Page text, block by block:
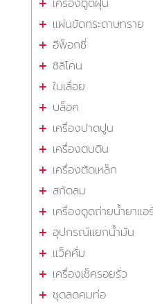
แผ่นขัดกระดาษทราย
อีพ็อกซี่
ซิลิโคน
ใบเลื่อย
บล็อค
เครื่องปาดปูน
เครื่องตบดิน
เครื่องตัดเหล็ก
สกัดลม
เครื่องดูดถ่ายน้ำยาแอ
อุปกรณ์แยกน้ำมัน
แว็คคั่ม
เครื่องเช็ครอยรั่ว
ชุดลดคมท่อ